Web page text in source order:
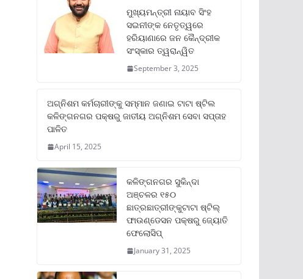
ମୁଖ୍ୟମନ୍ତ୍ରୀ ନାୟାବ ସିଂହ
ସଇନୀଙ୍କ ନେତୃତ୍ୱରେ
ହରିୟାଣାରେ ଜନ କୈନ୍ଦ୍ରୀକ
ସଂସ୍କାର ତ୍ୱରାନ୍ୱିତ
September 3, 2025
ଅଗ୍ନିଶମ କର୍ମଚାରୀଙ୍କୁ ସମ୍ମାନ ଜଣାଇ ଟାଟା ଷ୍ଟିଲ
କଳିଙ୍ଗନଗର ପକ୍ଷରୁ ଜାତୀୟ ଅଗ୍ନିଶମ ସେବା ସପ୍ତାହ
ପାଳିତ
April 15, 2025
କଳିଙ୍ଗନଗର ସୁକିନ୍ଦା
ଅଞ୍ଚଳର ୧୫୦
ଛାତ୍ରଛାତ୍ରୀଙ୍କୁଟାଟା ଷ୍ଟିଲ୍
ଫାଉଣ୍ଡେସନ ପକ୍ଷରୁ ଜ୍ୟୋତି
ଫେଲୋସିପ୍‌
January 31, 2025